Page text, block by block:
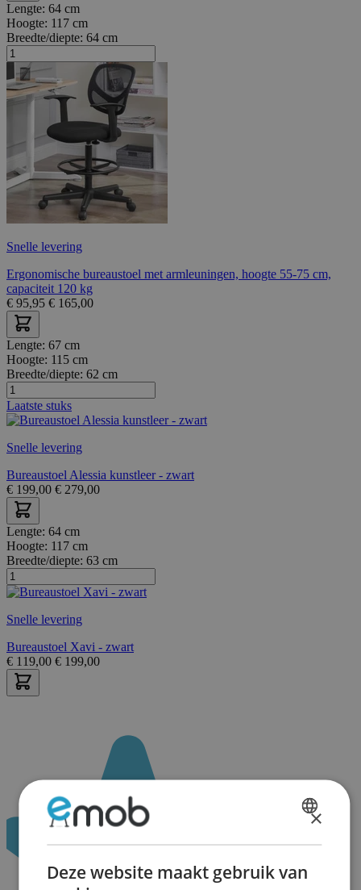
Lengte: 64 cm
Hoogte: 117 cm
Breedte/diepte: 64 cm
Snelle levering
Ergonomische bureaustoel met armleuningen, hoogte 55-75 cm,
capaciteit 120 kg
€ 95,95 € 165,00
Lengte: 67 cm
Hoogte: 115 cm
Breedte/diepte: 62 cm
Laatste stuks
Snelle levering
Bureaustoel Alessia kunstleer - zwart
€ 199,00 € 279,00
Lengte: 64 cm
Hoogte: 117 cm
Breedte/diepte: 63 cm
Snelle levering
Bureaustoel Xavi - zwart
€ 119,00 € 199,00
×
Deze website maakt gebruik van